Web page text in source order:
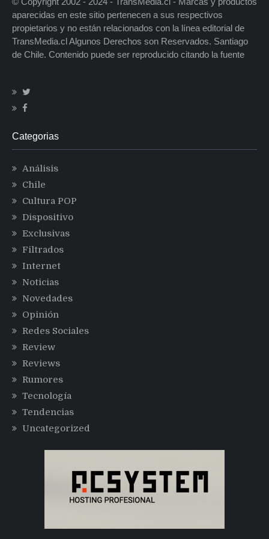
aparecidas en este sitio pertenecen a sus respectivos
propietarios y no están relacionados con la línea editorial de
TransMedia.cl Algunos Derechos son Reservados. Santiago
de Chile. Contenido puede ser reproducido citando la fuente
Categorias
Análisis
Chile
Cultura POP
Dispositivo
Exclusivas
Filtrados
Internet
Noticias
Novedades
Opinión
Redes Sociales
Review
Reviews
Rumores
Tecnología
Tendencias
Uncategorized